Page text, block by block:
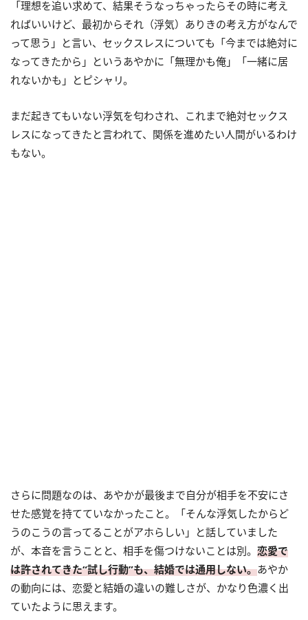
「理想を追い求めて、結果そうなっちゃったらその時に考え
ればいいけど、最初からそれ（浮気）ありきの考え方がなんで
って思う」と言い、セックスレスについても「今までは絶対に
なってきたから」というあやかに「無理かも俺」「一緒に居
れないかも」とピシャリ。
まだ起きてもいない浮気を匂わされ、これまで絶対セックス
レスになってきたと言われて、関係を進めたい人間がいるわけ
もない。
さらに問題なのは、あやかが最後まで自分が相手を不安にさ
せた感覚を持てていなかったこと。「そんな浮気したからど
うのこうの言ってることがアホらしい」と話していました
が、本音を言うことと、相手を傷つけないことは別。 恋愛で
は許されてきた“試し行動”も、結婚では通用しない。あやか
の動向には、恋愛と結婚の違いの難しさが、かなり色濃く出
ていたように思えます。